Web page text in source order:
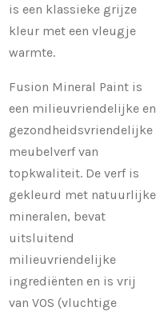
is een klassieke grijze
kleur met een vleugje
warmte.
Fusion Mineral Paint is
een milieuvriendelijke en
gezondheidsvriendelijke
meubelverf van
topkwaliteit. De verf is
gekleurd met natuurlijke
mineralen, bevat
uitsluitend
milieuvriendelijke
ingrediënten en is vrij
van VOS (vluchtige